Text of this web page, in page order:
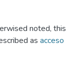
noted, this
as acceso